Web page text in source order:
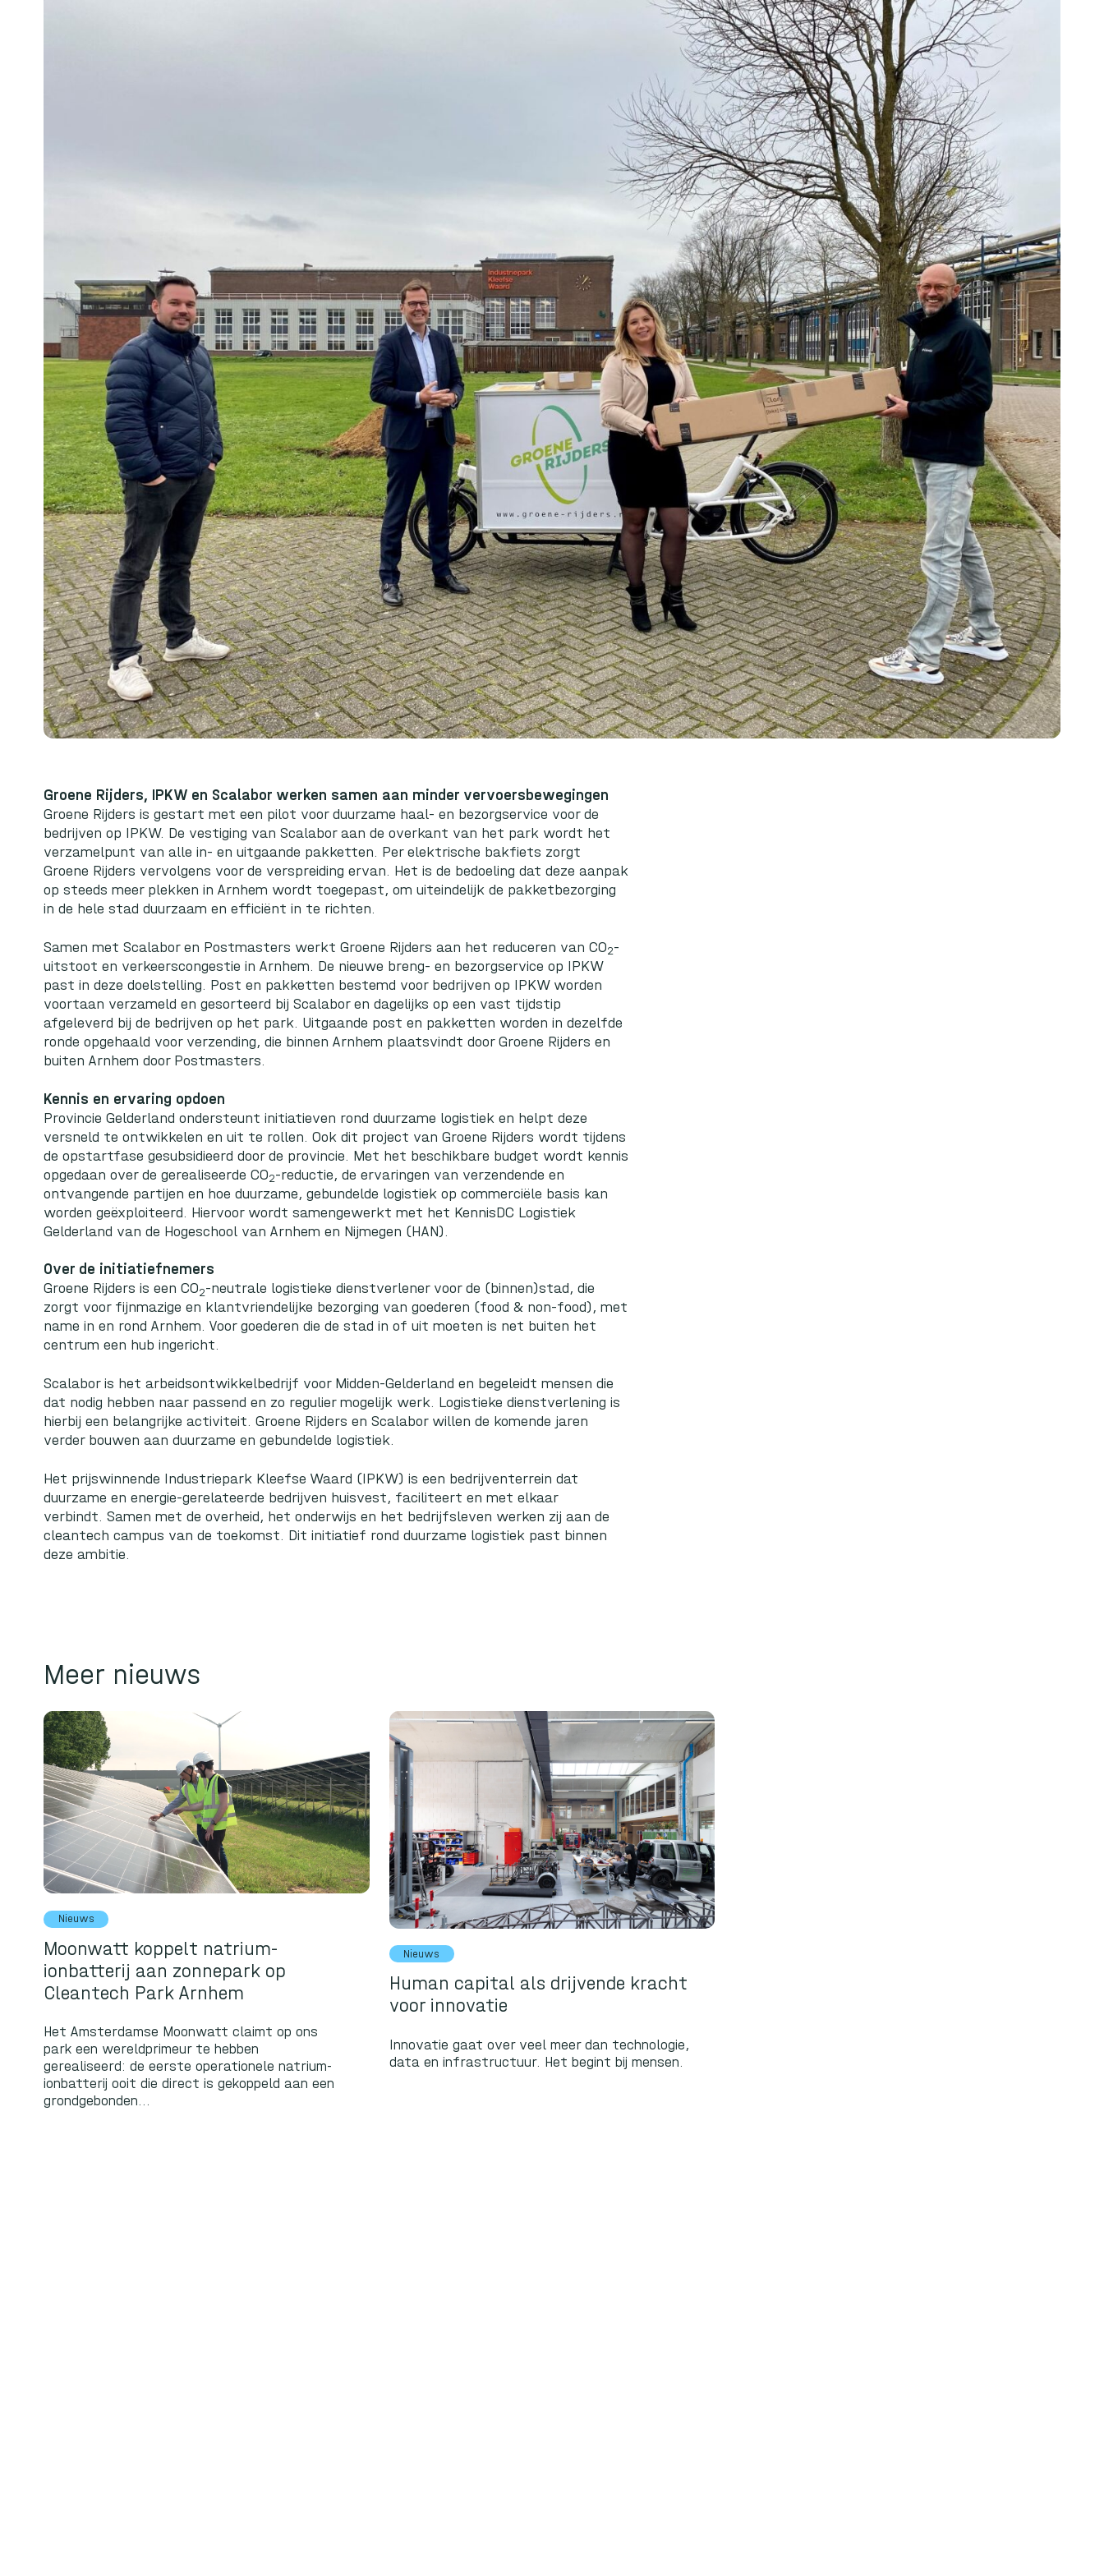
Groene Rijders, IPKW en Scalabor werken samen aan minder vervoersbewegingen
Groene Rijders is gestart met een pilot voor duurzame haal- en bezorgservice voor de
bedrijven op IPKW. De vestiging van Scalabor aan de overkant van het park wordt het
verzamelpunt van alle in- en uitgaande pakketten. Per elektrische bakfiets zorgt
Groene Rijders vervolgens voor de verspreiding ervan. Het is de bedoeling dat deze aanpak
op steeds meer plekken in Arnhem wordt toegepast, om uiteindelijk de pakketbezorging
in de hele stad duurzaam en efficiënt in te richten.
Samen met Scalabor en Postmasters werkt Groene Rijders aan het reduceren van CO2-
uitstoot en verkeerscongestie in Arnhem. De nieuwe breng- en bezorgservice op IPKW
past in deze doelstelling. Post en pakketten bestemd voor bedrijven op IPKW worden
voortaan verzameld en gesorteerd bij Scalabor en dagelijks op een vast tijdstip
afgeleverd bij de bedrijven op het park. Uitgaande post en pakketten worden in dezelfde
ronde opgehaald voor verzending, die binnen Arnhem plaatsvindt door Groene Rijders en
buiten Arnhem door Postmasters.
Kennis en ervaring opdoen
Provincie Gelderland ondersteunt initiatieven rond duurzame logistiek en helpt deze
versneld te ontwikkelen en uit te rollen. Ook dit project van Groene Rijders wordt tijdens
de opstartfase gesubsidieerd door de provincie. Met het beschikbare budget wordt kennis
opgedaan over de gerealiseerde CO2-reductie, de ervaringen van verzendende en
ontvangende partijen en hoe duurzame, gebundelde logistiek op commerciële basis kan
worden geëxploiteerd. Hiervoor wordt samengewerkt met het KennisDC Logistiek
Gelderland van de Hogeschool van Arnhem en Nijmegen (HAN).
Over de initiatiefnemers
Groene Rijders is een CO2-neutrale logistieke dienstverlener voor de (binnen)stad, die
zorgt voor fijnmazige en klantvriendelijke bezorging van goederen (food & non-food), met
name in en rond Arnhem. Voor goederen die de stad in of uit moeten is net buiten het
centrum een hub ingericht.
Scalaboris het arbeidsontwikkelbedrijf voor Midden-Gelderland en begeleidt mensen die
dat nodig hebben naar passend en zo regulier mogelijk werk. Logistieke dienstverlening is
hierbij een belangrijke activiteit. Groene Rijders en Scalabor willen de komende jaren
verder bouwen aan duurzame en gebundelde logistiek.
Het prijswinnende Industriepark Kleefse Waard (IPKW) is een bedrijventerrein dat
duurzame en energie-gerelateerde bedrijven huisvest, faciliteert en met elkaar
verbindt. Samen met de overheid, het onderwijs en het bedrijfsleven werken zij aan de
cleantech campus van de toekomst. Dit initiatief rond duurzame logistiek past binnen
deze ambitie.
Meer nieuws
Nieuws
Moonwatt koppelt natrium-
ionbatterij aan zonnepark op
Cleantech Park Arnhem
Het Amsterdamse Moonwatt claimt op ons
park een wereldprimeur te hebben
gerealiseerd: de eerste operationele natrium-
ionbatterij ooit die direct is gekoppeld aan een
grondgebonden...
Nieuws
Human capital als drijvende kracht
voor innovatie
Innovatie gaat over veel meer dan technologie,
data en infrastructuur. Het begint bij mensen.